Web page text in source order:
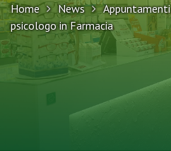
e
n
t
Home News Appuntamenti
psicologo in Farmacia